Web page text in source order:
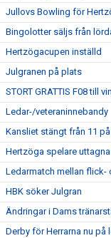
Jullovs Bowling för
Bingolotter säljs från
Hertzögacupen inställd
Julgranen på plats
STORT GRATTIS F08 till
Ledar-/veteraninnebandy
Kansliet stängt från 11
Hertzöga spelare
Ledarmatch mellan flick-
HBK söker Julgran
Ändringar i Dams
Derby för Herrarna nu på